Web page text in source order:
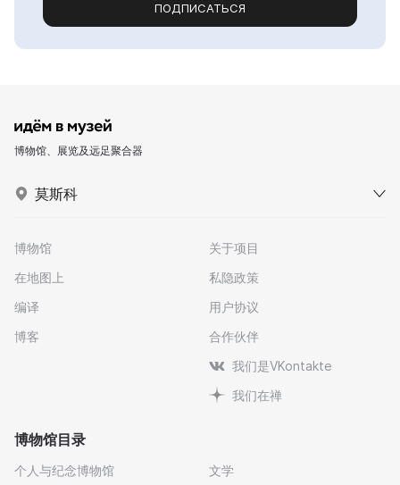
ПОДПИСАТЬСЯ
博物馆、展览及远足聚合器
莫斯科
博物馆
在地图上
编译
博客
关于项目
私隐政策
用户协议
合作伙伴
我们是VKontakte
我们在禅
博物馆目录
个人与纪念博物馆 文学